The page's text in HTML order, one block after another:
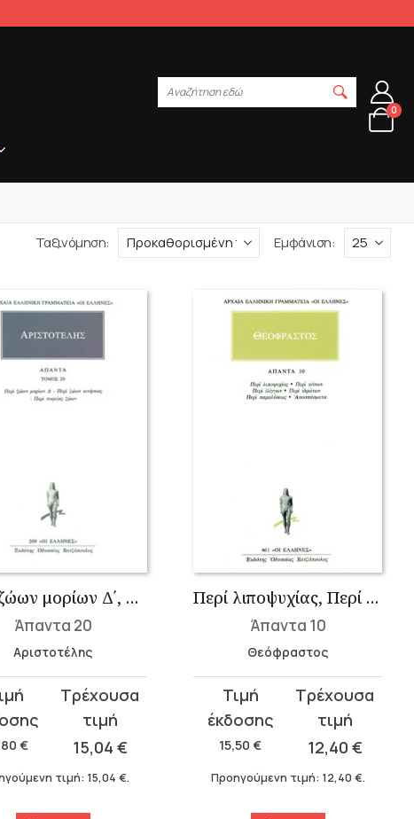
Αναζήτηση εδώ
0
Ταξινόμηση: Εμφάνιση:
Περί ζώων μορίων Δ΄, Περί ζώων κινήσεως, Περί πορείας ζώων
Άπαντα 20
Αριστοτέλης
€ 15,04 €
τιμή: 15,04€.
Περί λιποψυχίας, Περί κόπων, Περί ιλίγγων, Περί ιδρώτων, Περί παρα�...
Άπαντα 10
Θεόφραστος
15,50€
Original
price
was:
15,50 €.
12,40 €
τρέχουσα
τιμή
είναι:
Προηγούμενη τιμή: 12,40 €.